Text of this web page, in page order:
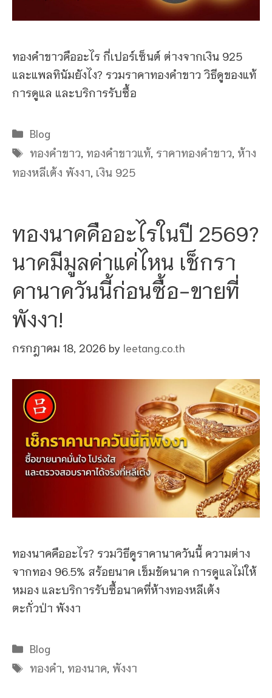
ทองคำขาวคืออะไร กี่เปอร์เซ็นต์ ต่างจากเงิน 925
และแพลทินัมยังไง? รวมราคาทองคำขาว วิธีดูของแท้
การดูแล และบริการรับซื้อ
Categories
Blog
Tags
ทองคำขาว, ทองคำขาวแท้, ราคาทองคำขาว, ห้าง
ทองหลีเต้ง พังงา เงิน 925
ทองนาคคืออะไรในปี 2569?
นาคมีมูลค่าแค่ไหน เช็กรา
คานาควันนี้ก่อนซื้อ-ขายที่
พังงา!
กรกฎาคม 18, 2026 by leetang.co.th
ทองนาคคืออะไร? รวมวิธีดูราคานาควันนี้ ความต่าง
จากทอง 96.5% สร้อยนาค เข็มขัดนาค การดูแลไม่ให้
หมอง และบริการรับซื้อนาคที่ห้างทองหลีเต้ง
ตะกั่วป่า พังงา
Categories
Blog
Tags
ทองคำ ทองนาค, พังงา